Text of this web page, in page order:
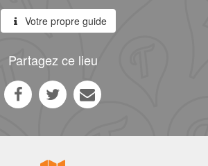
Votre propre guide
Partagez ce lieu